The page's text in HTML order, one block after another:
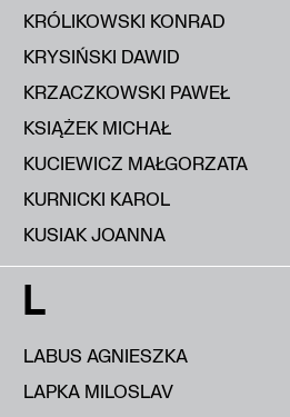
KRÓLIKOWSKI KONRAD
KRYSIŃSKI DAWID
KRZACZKOWSKI PAWEŁ
KSIĄŻEK MICHAŁ
KUCIEWICZ MAŁGORZATA
KURNICKI KAROL
KUSIAK JOANNA
L
LABUS AGNIESZKA
LAPKA MILOSLAV